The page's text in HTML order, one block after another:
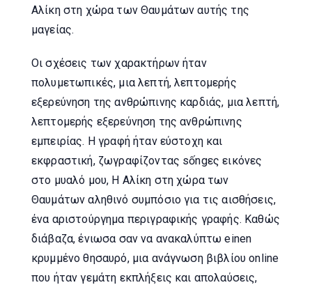
Αλίκη στη χώρα των Θαυμάτων αυτής της
μαγείας.
Οι σχέσεις των χαρακτήρων ήταν
πολυμετωπικές, μια λεπτή, λεπτομερής
εξερεύνηση της ανθρώπινης καρδιάς, μια λεπτή,
λεπτομερής εξερεύνηση της ανθρώπινης
εμπειρίας. Η γραφή ήταν εύστοχη και
εκφραστική, ζωγραφίζοντας sốngες εικόνες
στο μυαλό μου, Η Αλίκη στη χώρα των
Θαυμάτων αληθινό συμπόσιο για τις αισθήσεις,
ένα αριστούργημα περιγραφικής γραφής. Καθώς
διάβαζα, ένιωσα σαν να ανακαλύπτω einen
κρυμμένο θησαυρό, μια ανάγνωση βιβλίου online
που ήταν γεμάτη εκπλήξεις και απολαύσεις,